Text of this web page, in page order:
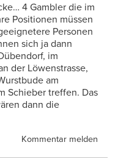
4 Gambler die im
Positionen müssen
Personen
sich ja dann
im
der Löwenstrasse,
am
Schieber treffen. Das
dann die
Kommentar melden